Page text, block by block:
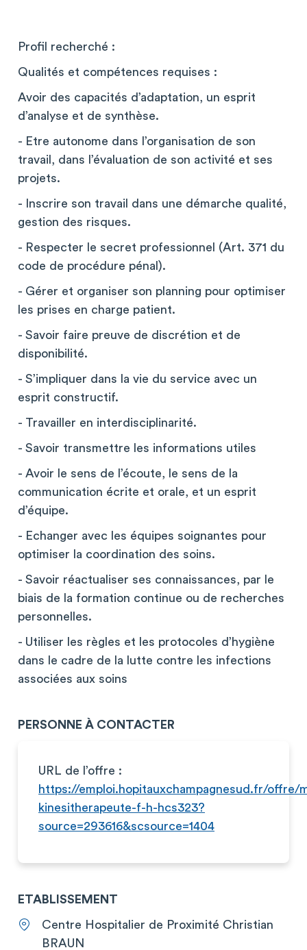
Profil recherché :
Qualités et compétences requises :
Avoir des capacités d’adaptation, un esprit
d’analyse et de synthèse.
- Etre autonome dans l’organisation de son
travail, dans l’évaluation de son activité et ses
projets.
- Inscrire son travail dans une démarche qualité,
gestion des risques.
- Respecter le secret professionnel (Art. 371 du
code de procédure pénal).
- Gérer et organiser son planning pour optimiser
les prises en charge patient.
- Savoir faire preuve de discrétion et de
disponibilité.
- S’impliquer dans la vie du service avec un
esprit constructif.
- Travailler en interdisciplinarité.
- Savoir transmettre les informations utiles
- Avoir le sens de l’écoute, le sens de la
communication écrite et orale, et un esprit
d’équipe.
- Echanger avec les équipes soignantes pour
optimiser la coordination des soins.
- Savoir réactualiser ses connaissances, par le
biais de la formation continue ou de recherches
personnelles.
- Utiliser les règles et les protocoles d’hygiène
dans le cadre de la lutte contre les infections
associées aux soins
PERSONNE À CONTACTER
URL de l’offre :
https://emploi.hopitauxchampagnesud.fr/offre/
kinesitherapeute-f-h-hcs323?
source=293616&scsource=1404
ETABLISSEMENT
Centre Hospitalier de Proximité Christian
BRAUN